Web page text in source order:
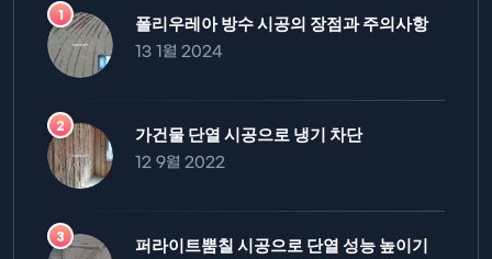
폴리우레아 방수 시공의 장점과 주의사항
13 1월 2024
가건물 단열 시공으로 냉기 차단
12 9월 2022
퍼라이트뿜칠 시공으로 단열 성능 높이기